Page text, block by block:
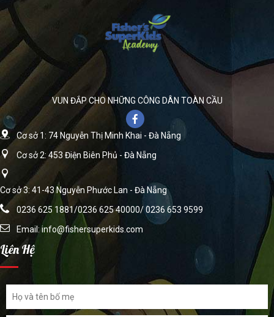
VUN ĐẮP CHO NHỮNG CÔNG DÂN TOÀN CẦU
Cơ sở 1: 74 Nguyễn Thị Minh Khai - Đà Nẵng
Cơ sở 2: 453 Điện Biên Phủ - Đà Nẵng
Cơ sở 3: 41-43 Nguyễn Phước Lan - Đà Nẵng
0236 625 1881/0236 625 40000/ 0236 653 9599
Email:info@fishersuperkids.com
Liên Hệ